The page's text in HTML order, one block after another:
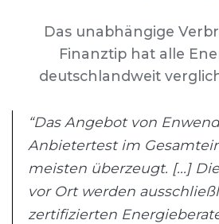
Das unabhängige
Finanztip hat alle
deutschlandweit
“Das Angebot von
Anbietertest im
meisten überzeugt. [...]
vor Ort werden
zertifizierten